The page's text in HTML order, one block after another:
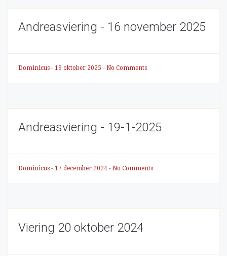
Andreasviering - 16 november 2025
Dominicus - 19 oktober 2025 - No Comments
Andreasviering - 19-1-2025
Dominicus - 17 december 2024 - No Comments
Viering 20 oktober 2024